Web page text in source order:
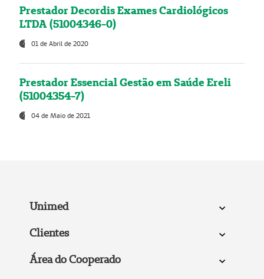
Prestador Decordis Exames Cardiológicos
LTDA (51004346-0)
01 de Abril de 2020
Prestador Essencial Gestão em Saúde Ereli
(51004354-7)
04 de Maio de 2021
Unimed
Clientes
Área do Cooperado